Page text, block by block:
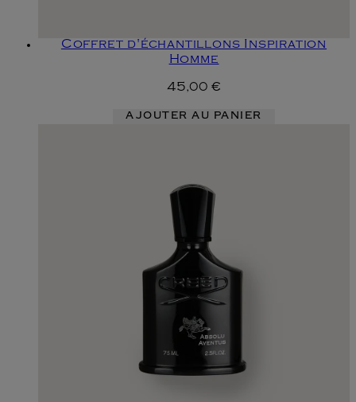
Coffret d'échantillons Inspiration
Homme
45,00 €
AJOUTER AU PANIER